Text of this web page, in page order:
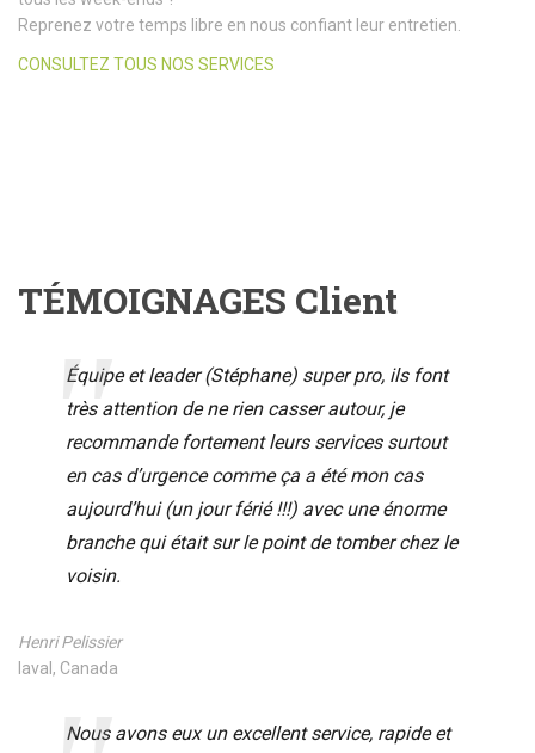
Reprenez votre temps libre en nous confiant leur entretien.
CONSULTEZ TOUS NOS SERVICES
TÉMOIGNAGES Client
Équipe et leader (Stéphane) super pro, ils font
très attention de ne rien casser autour, je
recommande fortement leurs services surtout
en cas d’urgence comme ça a été mon cas
aujourd’hui (un jour férié !!!) avec une énorme
branche qui était sur le point de tomber chez le
voisin.
Henri Pelissier
laval, Canada
Nous avons eux un excellent service, rapide et